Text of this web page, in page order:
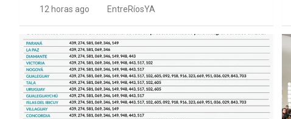
12 horas ago EntreRíosYA